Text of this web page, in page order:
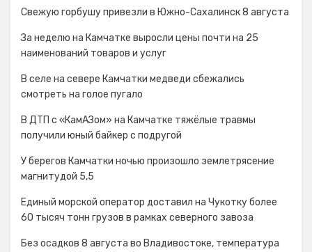
Свежую горбушу привезли в Южно-Сахалинск 8 августа
За неделю на Камчатке выросли цены почти на 25
наименований товаров и услуг
В селе на севере Камчатки медведи сбежались
смотреть на голое пугало
В ДТП с «КамАЗом» на Камчатке тяжёлые травмы
получили юный байкер с подругой
У берегов Камчатки ночью произошло землетрясение
магнитудой 5,5
Единый морской оператор доставил на Чукотку более
60 тысяч тонн грузов в рамках северного завоза
Без осадков 8 августа во Владивостоке, температура